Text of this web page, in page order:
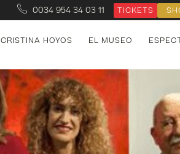
0034 954 34 03 11 TICKETS
CRISTINA HOYOS EL MUSEO